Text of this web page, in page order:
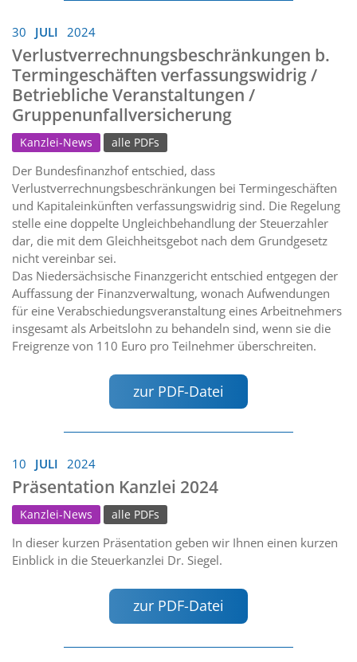
30 JULI 2024
Verlustverrechnungsbeschränkungen b.
Termingeschäften verfassungswidrig /
Betriebliche Veranstaltungen /
Gruppenunfallversicherung
Kanzlei-News alle PDFs
Der Bundesfinanzhof entschied, dass
Verlustverrechnungsbeschränkungen bei Termingeschäften
und Kapitaleinkünften verfassungswidrig sind. Die Regelung
stelle eine doppelte Ungleichbehandlung der Steuerzahler
dar, die mit dem Gleichheitsgebot nach dem Grundgesetz
nicht vereinbar sei.
Das Niedersächsische Finanzgericht entschied entgegen der
Auffassung der Finanzverwaltung, wonach Aufwendungen
für eine Verabschiedungsveranstaltung eines Arbeitnehmers
insgesamt als Arbeitslohn zu behandeln sind, wenn sie die
Freigrenze von 110 Euro pro Teilnehmer überschreiten.
zur PDF-Datei
10 JULI 2024
Präsentation Kanzlei 2024
Kanzlei-News alle PDFs
In dieser kurzen Präsentation geben wir Ihnen einen kurzen
Einblick in die Steuerkanzlei Dr. Siegel.
zur PDF-Datei